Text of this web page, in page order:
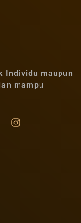
Individu maupun
mampu